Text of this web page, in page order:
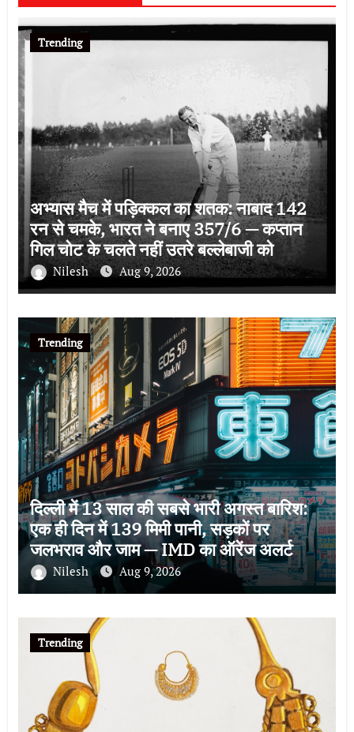
Trending
अभ्यास मैच में पड़िक्कल का शतक: नाबाद 142
रन से चमके, भारत ने बनाए 357/6 — कप्तान
गिल चोट के चलते नहीं उतरे बल्लेबाजी को
Nilesh Aug 9, 2026
Trending
दिल्ली में 13 साल की सबसे भारी अगस्त बारिश:
एक ही दिन में 139 मिमी पानी, सड़कों पर
जलभराव और जाम — IMD का ऑरेंज अलर्ट
Nilesh Aug 9, 2026
Trending